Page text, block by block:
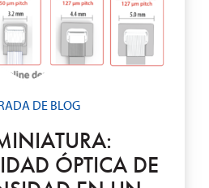
DE BLOG
ÓPTICA DE